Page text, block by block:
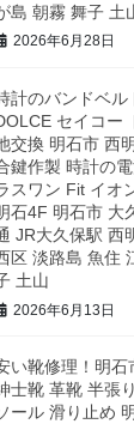
島 朝霧 舞子 土
2026年6月28日
計のバンドベル
セイコー
交換 明石市 西
鍵作製 時計の
スワン Fit イオ
石4F 明石市 大
JR大久保駅 西
区 淡路島 魚住
土山
2026年6月13日
い靴修理！明石
士靴 革靴 半張
ール 滑り止め